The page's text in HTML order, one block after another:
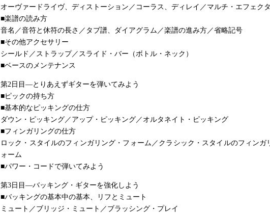
オーヴァードライヴ、ディストーション／コーラス、ディレイ／マルチ・エフェク
■楽譜の読み方
音名／音符と休符の長さ／タブ譜、ダイアグラム／楽譜の進み方／省略記号
■その他アクセサリー
シールド／ストラップ／スライド・バー（ボトル・ネック）
■ベースのメンテナンス
第2日目―とりあえずギターを弾いてみよう
■ピックの持ち方
■基本的なピッキングの仕方
ダウン・ピッキング／アップ・ピッキング／オルタネイト・ピッキング
■フィンガリングの仕方
ロック・スタイルのフィンガリング・フォーム／クラシック・スタイルのフィンガ
ォーム
■パワー・コードで弾いてみよう
第3日目―バッキング・ギターを強化しよう
■バッキングの基本中の基本、リフとミュート
ミュート／ブリッジ・ミュート／ブラッシング・プレイ